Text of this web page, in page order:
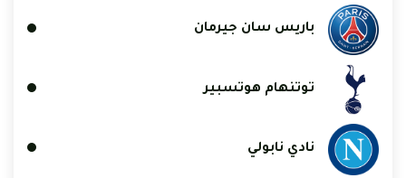
باريس سان جيرمان
توتنهام هوتسبير
نادي نابولي